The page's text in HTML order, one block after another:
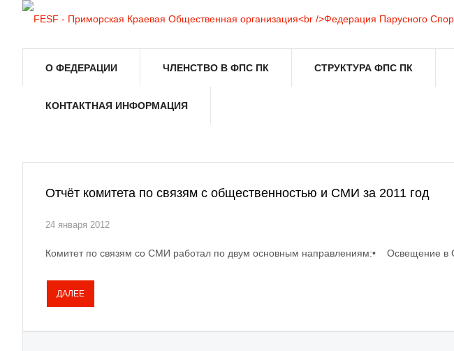
О ФЕДЕРАЦИИ ЧЛЕНСТВО В ФПС ПК СТРУКТУРА ФПС ПК
КОНТАКТНАЯ ИНФОРМАЦИЯ
Отчёт комитета по связям с общественностью и СМИ за 2011 год
24 января 2012
Комитет по связям со СМИ работал по двум основным направлениям:• Освещение в
ДАЛЕЕ